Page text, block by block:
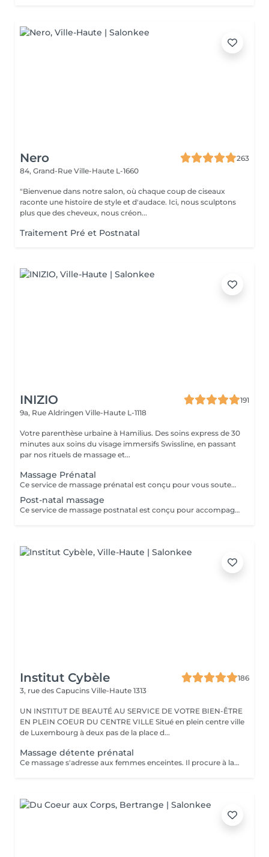
Nero
263
84, Grand-Rue Ville-Haute L-1660
"Bienvenue dans notre salon, où chaque coup de ciseaux
raconte une histoire de style et d'audace. Ici, nous sculptons
plus que des cheveux, nous créon...
Traitement Pré et Postnatal
INIZIO
191
9a, Rue Aldringen Ville-Haute L-1118
Votre parenthèse urbaine à Hamilius. Des soins express de 30
minutes aux soins du visage immersifs Swissline, en passant
par nos rituels de massage et...
Massage Prénatal
Ce service de massage prénatal est conçu pour vous soutenir en douceur tout au long de la grossesse grâce à des techniques sûres et spécialisées qui soulagent les tensions du dos, des hanches et des jambes, tout en apaisant votre système nerveux. Chaque séance vise à améliorer la circulation, à réduire l'enflure et à favoriser une relaxation profonde afin que vous puissiez mieux dormir et vous sentir plus à l'aise à mesure que votre corps évolue. En utilisant des positions et des coussins adaptés, le massage vous maintient, ainsi que votre bébé, bien soutenus et offre une pause apaisante face au stress quotidien et aux inconforts liés à la grossesse. Principaux avantages : Réduction du stress, de l'anxiété et de la tension musculaire. Aide à soulager les douleurs courantes de la grossesse, telles que les maux de dos, l'inconfort des hanches et les crampes aux jambes. Amélioration de la circulation et du drainage lymphatique. Favorisation d'un meilleur sommeil.
Post-natal massage
Ce service de massage postnatal est conçu pour accompagner en douceur votre corps dans les semaines et les mois qui suivent l'accouchement, grâce à des techniques douces et adaptées qui favorisent votre récupération physique et mentale. Il aide à relâcher les tensions du dos, des épaules, des hanches, du plancher pelvien et des seins, tout en apaisant le système nerveux pour réduire le stress, la fatigue et la sensibilité émotionnelle liées à la nouvelle parentalité. Le massage vise également à améliorer la circulation et le drainage lymphatique, à soutenir la cicatrisation des tissus (y compris après une césarienne) et à favoriser un sommeil plus profond et plus réparateur, tout en vous offrant une pause apaisante et ressourçante pour vous reconnecter à vousmême. Principaux bienfaits : Soutient la récupération physique en soulageant les tensions du dos, des hanches, du plancher pelvien et des seins après l'accouchement. Aide à réduire le stress, la fatigue et la sensibilité émotionnelle liés à la nouvelle parentalité. Améliore la circulation et le drainage lymphatique, ce qui peut favoriser la cicatrisation et réduire les gonflements. Favorise un sommeil plus profond et plus réparateur et crée une pause apaisante de temps pour soi dans votre routine bien remplie de jeune parent.
Institut Cybèle
186
3, rue des Capucins Ville-Haute 1313
UN INSTITUT DE BEAUTÉ AU SERVICE DE VOTRE BIEN-ÊTRE
EN PLEIN COEUR DU CENTRE VILLE Situé en plein centre ville
de Luxembourg à deux pas de la place d...
Massage détente prénatal
Ce massage s'adresse aux femmes enceintes. Il procure à la future maman un grand moment de réconfort, réduit le stress, soulage les douleurs aux jambes et atténue l'inconfort de la pression du nerf sciatique. A partir du troisième mois jusqu'au terme de la grossesse.